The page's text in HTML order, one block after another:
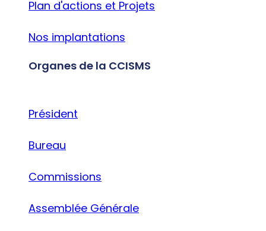
Plan d'actions et Projets
Nos implantations
Organes de la CCISMS
Président
Bureau
Commissions
Assemblée Générale